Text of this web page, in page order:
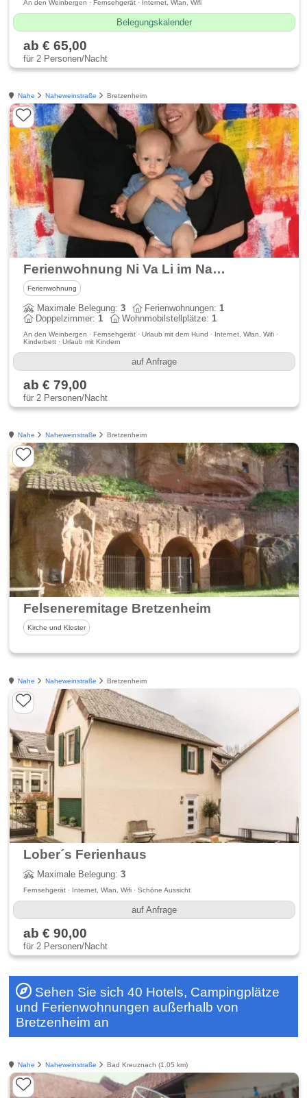
An den Weinbergen · Fernsehgerät · Internet, Wlan, Wifi
Belegungskalender
ab € 65,00
für 2 Personen/Nacht
Nahe Naheweinstraße Bretzenheim
Ferienwohnung Ni Va Li im Nahetal
Ferienwohnung
Maximale Belegung:3 Ferienwohnungen:1
Doppelzimmer:1 Wohnmobilstellplätze:1
An den Weinbergen · Fernsehgerät · Urlaub mit dem Hund · Internet, Wlan, Wifi ·
Kinderbett · Urlaub mit Kindern
auf Anfrage
ab € 79,00
für 2 Personen/Nacht
Nahe Naheweinstraße Bretzenheim
Felseneremitage Bretzenheim
Kirche und Kloster
Nahe Naheweinstraße Bretzenheim
Lober´s Ferienhaus
Maximale Belegung:3
Fernsehgerät · Internet, Wlan, Wifi · Schöne Aussicht
auf Anfrage
ab € 90,00
für 2 Personen/Nacht
Sehen Sie sich 40 Hotels, Campingplätze
und Ferienwohnungen außerhalb von
Bretzenheim an
Nahe Naheweinstraße Bad Kreuznach (1.05 km)